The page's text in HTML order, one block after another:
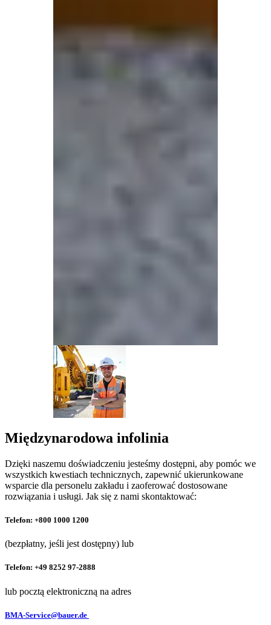
Międzynarodowa infolinia
Dzięki naszemu doświadczeniu jesteśmy dostępni, aby pomóc we
wszystkich kwestiach technicznych, zapewnić ukierunkowane
wsparcie dla personelu zakładu i zaoferować dostosowane
rozwiązania i usługi. Jak się z nami skontaktować:
Telefon: +800 1000 1200
(bezpłatny, jeśli jest dostępny) lub
Telefon: +49 8252 97-2888
lub pocztą elektroniczną na adres
BMA-Service@bauer.de